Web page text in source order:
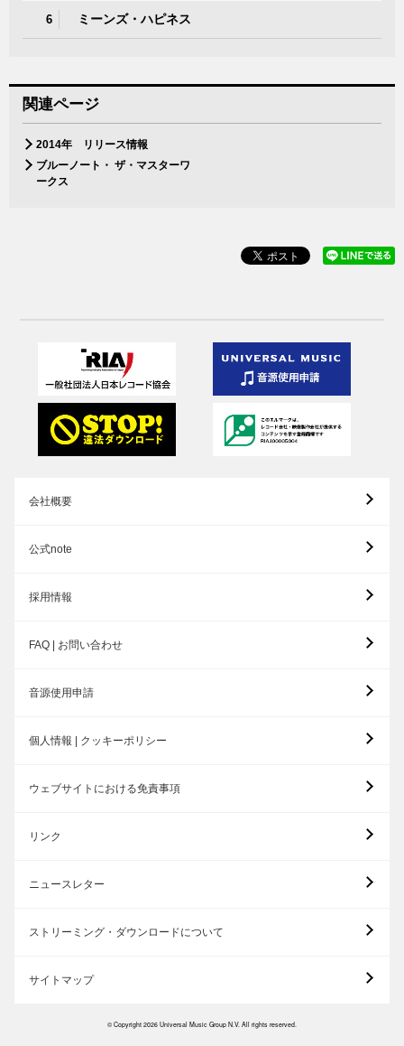
6 ミーンズ・ハピネス
関連ページ
2014年 リリース情報
ブルーノート・ ザ・マスターワ
ークス
会社概要
公式note
採用情報
FAQ | お問い合わせ
音源使用申請
個人情報 | クッキーポリシー
ウェブサイトにおける免責事項
リンク
ニュースレター
ストリーミング・ダウンロードについて
サイトマップ
© Copyright 2026 Universal Music Group N.V. All rights reserved.